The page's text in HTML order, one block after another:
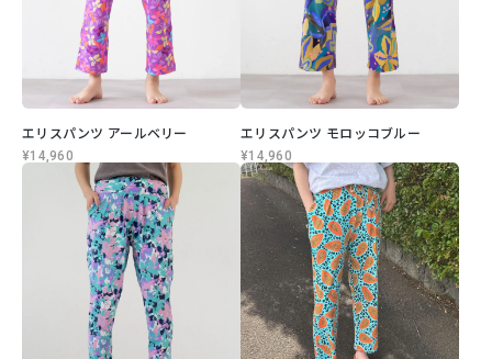
エリスパンツ アールベリー
¥14,960
エリスパンツ モロッコブルー
¥14,960